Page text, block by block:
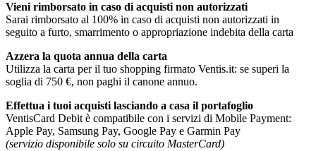
Vieni rimborsato in caso di acquisti non autorizzati
Sarai rimborsato al 100% in caso di acquisti non autorizzati in
seguito a furto, smarrimento o appropriazione indebita della carta
Azzera la quota annua della carta
Utilizza la carta per il tuo shopping firmato Ventis.it: se superi la
soglia di 750 €, non paghi il canone annuo.
Effettua i tuoi acquisti lasciando a casa il portafoglio
VentisCard Debit è compatibile con i servizi di Mobile Payment:
Apple Pay, Samsung Pay, Google Pay e Garmin Pay
(servizio disponibile solo su circuito MasterCard)